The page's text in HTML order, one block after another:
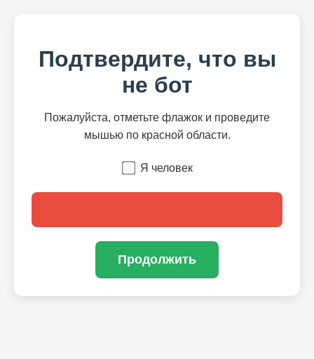
Подтвердите, что вы
не бот
Пожалуйста, отметьте флажок и проведите
мышью по красной области.
Я человек
Продолжить